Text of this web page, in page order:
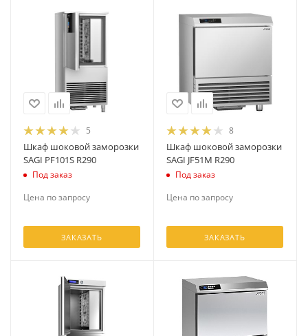
5
Шкаф шоковой заморозки
SAGI PF101S R290
Под заказ
Цена по запросу
ЗАКАЗАТЬ
8
Шкаф шоковой заморозки
SAGI JF51M R290
Под заказ
Цена по запросу
ЗАКАЗАТЬ